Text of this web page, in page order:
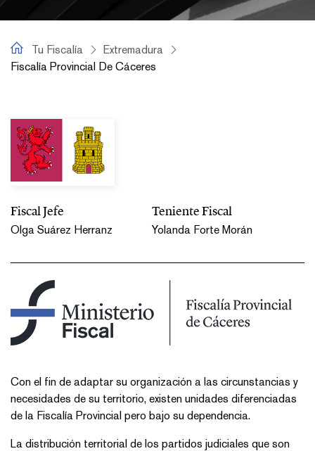
Tu Fiscalía
Tu Fiscalía
Extremadura
Fiscalía Provincial De Cáceres
Fiscal Jefe
Olga Suárez Herranz
Teniente Fiscal
Yolanda Forte Morán
Con el fin de adaptar su organización a las circunstancias y
necesidades de su territorio, existen unidades diferenciadas
de la Fiscalía Provincial pero bajo su dependencia.
La distribución territorial de los partidos judiciales que son